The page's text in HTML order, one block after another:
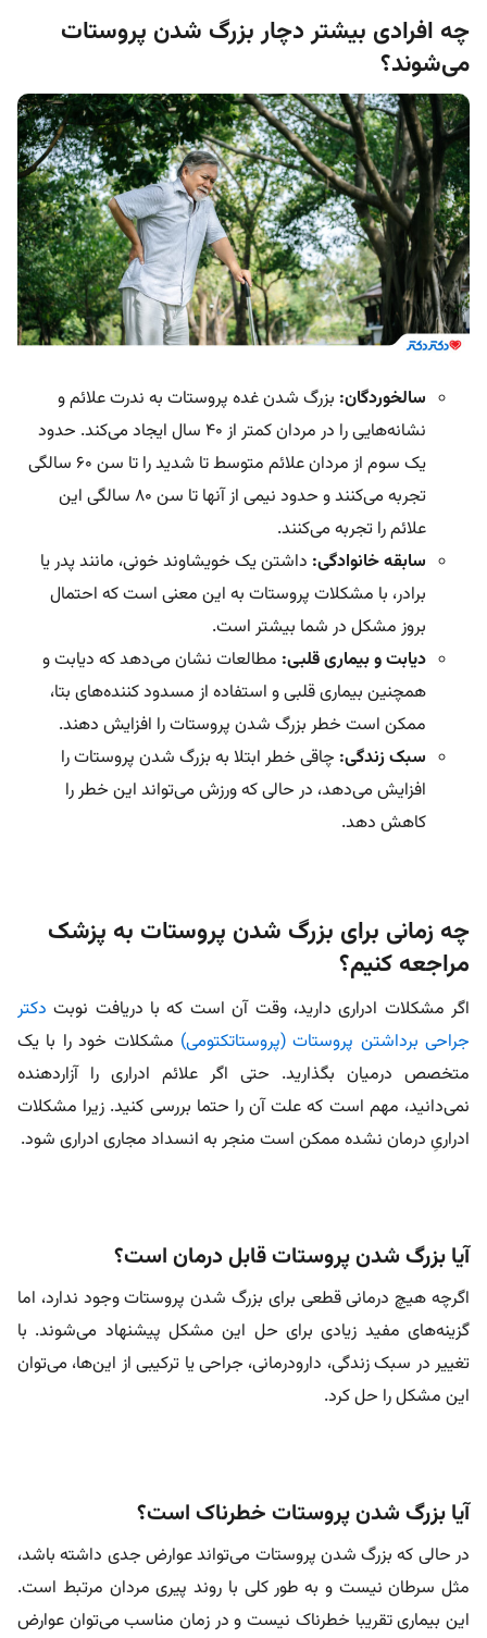
چه افرادی بیشتر دچار بزرگ شدن پروستات
می‌شوند؟
سالخوردگان: بزرگ شدن غده پروستات به ندرت علائم و
نشانه‌هایی را در مردان کمتر از 40 سال ایجاد می‌کند. حدود
یک سوم از مردان علائم متوسط تا شدید را تا سن 60 سالگی
تجربه می‌کنند و حدود نیمی از آنها تا سن 80 سالگی این
علائم را تجربه می‌کنند.
سابقه خانوادگی: داشتن یک خویشاوند خونی، مانند پدر یا
برادر، با مشکلات پروستات به این معنی است که احتمال
بروز مشکل در شما بیشتر است.
دیابت و بیماری قلبی: مطالعات نشان می‌دهد که دیابت و
همچنین بیماری قلبی و استفاده از مسدود کننده‌های بتا،
ممکن است خطر بزرگ شدن پروستات را افزایش دهند.
سبک زندگی: چاقی خطر ابتلا به بزرگ شدن پروستات را
افزایش می‌دهد، در حالی که ورزش می‌تواند این خطر را
کاهش دهد.
چه زمانی برای بزرگ شدن پروستات به پزشک
مراجعه کنیم؟
اگر مشکلات ادراری دارید، وقت آن است که با دریافت نوبت دکتر
جراحی برداشتن پروستات (پروستاتکتومی) مشکلات خود را با یک
متخصص درمیان بگذارید. حتی اگر علائم ادراری را آزاردهنده
نمی‌دانید، مهم است که علت آن را حتما بررسی کنید. زیرا مشکلات
ادراریِ درمان نشده ممکن است منجر به انسداد مجاری ادراری شود.
آیا بزرگ شدن پروستات قابل درمان است؟
اگرچه هیچ درمانی قطعی برای بزرگ شدن پروستات وجود ندارد، اما
گزینه‌های مفید زیادی برای حل این مشکل پیشنهاد می‌شوند. با
تغییر در سبک زندگی، دارودرمانی، جراحی یا ترکیبی از این‌ها، می‌توان
این مشکل را حل کرد.
آیا بزرگ شدن پروستات خطرناک است؟
در حالی که بزرگ شدن پروستات می‌تواند عوارض جدی داشته باشد،
مثل سرطان نیست و به طور کلی با روند پیری مردان مرتبط است.
این بیماری تقریبا خطرناک نیست و در زمان مناسب می‌توان عوارض